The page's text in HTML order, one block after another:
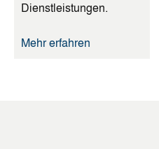
Dienstleistungen.
Mehr erfahren